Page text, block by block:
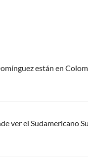
están en
ver el Sudamericano